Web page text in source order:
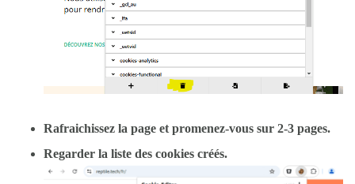
Rafraichissez la page et promenez-vous sur 2-3 pages.
Regarder la liste des cookies créés.